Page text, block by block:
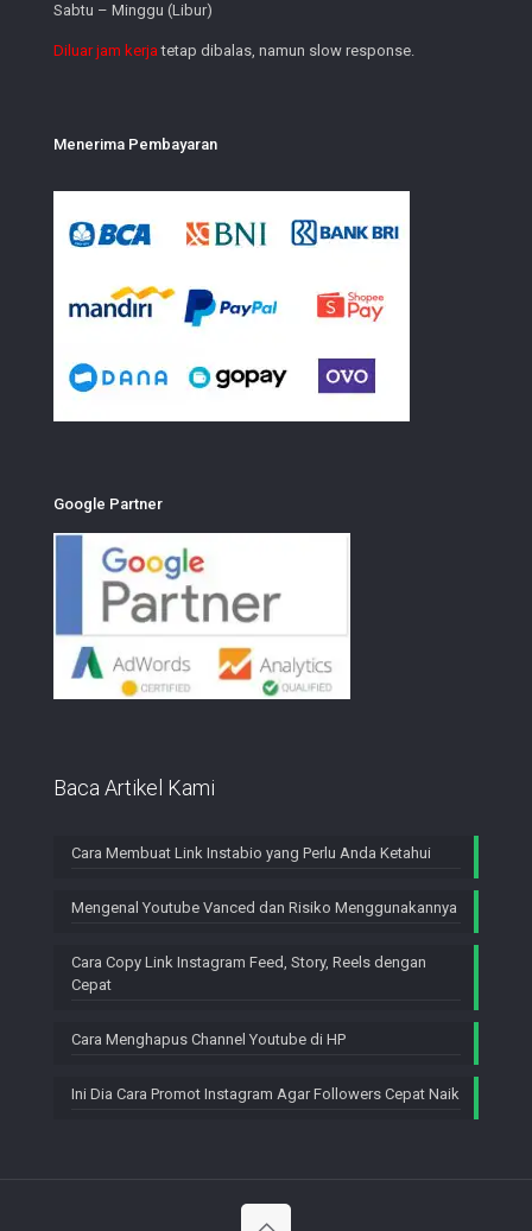
Sabtu – Minggu (Libur)
Diluar jam kerja tetap dibalas, namun slow response.
Menerima Pembayaran
Google Partner
Baca Artikel Kami
Cara Membuat Link Instabio yang Perlu Anda Ketahui
Mengenal Youtube Vanced dan Risiko Menggunakannya
Cara Copy Link Instagram Feed, Story, Reels dengan
Cepat
Cara Menghapus Channel Youtube di HP
Ini Dia Cara Promot Instagram Agar Followers Cepat Naik